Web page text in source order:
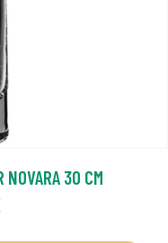
NOVARA 30 CM